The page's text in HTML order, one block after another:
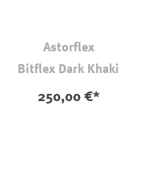
Astorflex
Bitflex Dark Khaki
250,00 €*